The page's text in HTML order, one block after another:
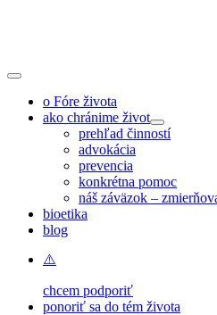
Toggle
Navigationo Fóre života
ako chránime život
prehľad činností
advokácia
prevencia
konkrétna pomoc
náš záväzok –
bioetika
blog
chcem podporiť
ponoriť sa do tém života